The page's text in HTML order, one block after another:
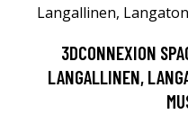
3DCONNEXION
LANGALLINEN,